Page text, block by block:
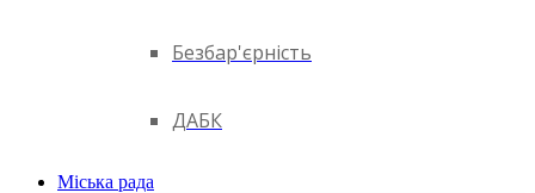
Безбар'єрність
ДАБК
Міська рада